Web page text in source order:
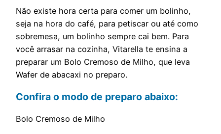
Não existe hora certa para comer um bolinho,
seja na hora do café, para petiscar ou até como
sobremesa, um bolinho sempre cai bem. Para
você arrasar na cozinha, Vitarella te ensina a
preparar um Bolo Cremoso de Milho, que leva
Wafer de abacaxi no preparo.
Confira o modo de preparo abaixo:
Bolo Cremoso de Milho